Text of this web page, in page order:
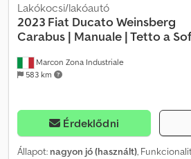
Marcon Zona Industriale
583 km
Lakókocsi/lakóautó
2023 Fiat Ducato Weinsberg
Carabus | Manuale | Tetto a
Érdeklődni
Állapot: nagyon jó (használt),